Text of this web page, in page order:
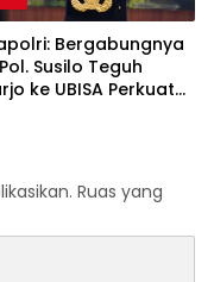
Bergabungnya
Susilo Teguh
ke UBISA Perkuat
Ruas yang